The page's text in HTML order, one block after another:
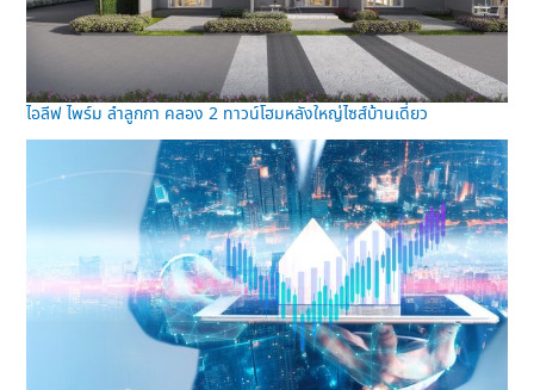
ไอลีฟ ไพร์ม ลำลูกกา คลอง 2 ทาวน์โฮมหลังใหญ่ไซส์บ้านเดี่ยว